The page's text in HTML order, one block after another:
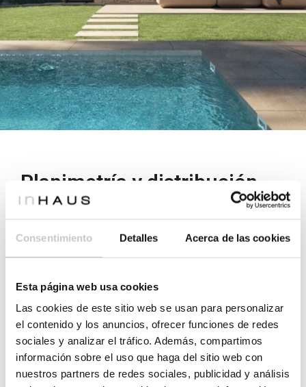
Consentimiento Detalles Acerca de las cookies
Esta página web usa cookies
Las cookies de este sitio web se usan para personalizar
el contenido y los anuncios, ofrecer funciones de redes
sociales y analizar el tráfico. Además, compartimos
información sobre el uso que haga del sitio web con
nuestros partners de redes sociales, publicidad y análisis
Planimetría y distribución
casas industrializadas en Ibiza
Planta baja